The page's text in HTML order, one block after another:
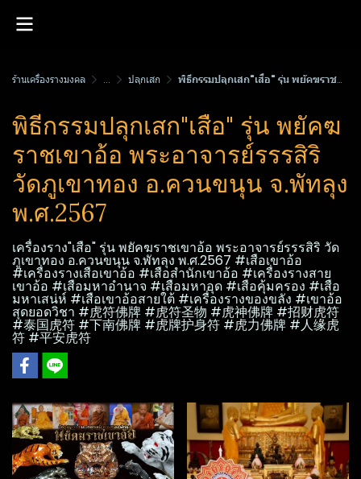
ร้านเครื่องรางมงคล ... ปลุกเสก พิธีกรรมปลุกเสก"เสือ" รุ่น พยัคฆราชเขาอ้อ พระอาจารย์รรร​สิริ​ วัดภูเขาทอง อ.ควนขนุน​ จ.พัทลุง​ พ.ศ.2567
พิธีกรรมปลุกเสก"เสือ" รุ่น พยัคฆ
ราชเขาอ้อ พระอาจารย์รรร​สิริ​
วัดภูเขาทอง อ.ควนขนุน​ จ.พัทลุง​
พ.ศ.2567
เครื่องราง"เสือ" รุ่น พยัคฆราชเขาอ้อ พระอาจารย์รรร​สิริ​ วัด
ภูเขาทอง อ.ควนขนุน​ จ.พัทลุง​ พ.ศ.2567 #เสือเขาอ้อ
#เครื่องรางเสือเขาอ้อ #เสือสำนักเขาอ้อ #เครื่องรางสาย
เขาอ้อ #เสือมหาอำนาจ #เสือมหาอุด #เสือคุ้มครอง #เสือ
มหาเสน่ห์ #เสือเขาอ้อสายใต้ #เครื่องรางของขลัง #เขาอ้อ
สุดยอดวิชา #虎符佛牌 #虎符圣物 #虎神佛牌 #招财虎符
#泰国虎符 #下南佛牌 #虎牌护身符 #虎力佛牌 #人缘虎
符 #平安虎符